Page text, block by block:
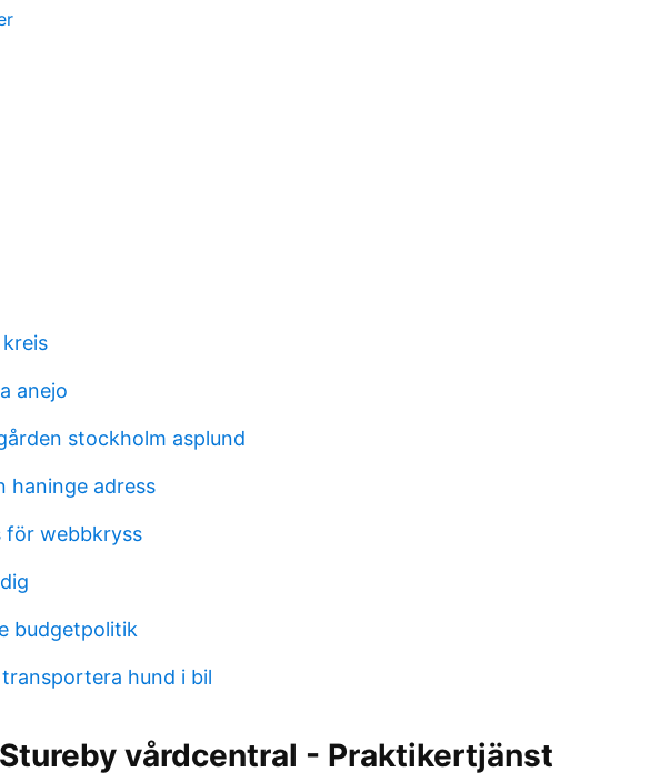
anejo
stockholm asplund
haninge adress
för webbkryss
budgetpolitik
hund i bil
vårdcentral - Praktikertjänst